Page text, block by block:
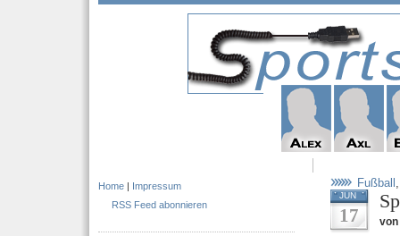
Home | Impressum
RSS Feed abonnieren
Fußball
JUN
17 von